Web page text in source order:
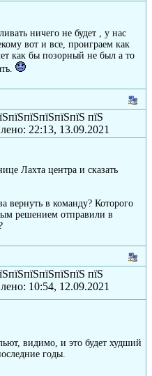
ничего не будет , у нас
вот и все, проиграем как
как бы позорный не был а то
пїЅ
22:13, 13.09.2021
Лахта центра и сказать
вернуть в команду? Которого
решением отправили в
пїЅ
10:54, 12.09.2021
видимо, и это будет худший
годы.